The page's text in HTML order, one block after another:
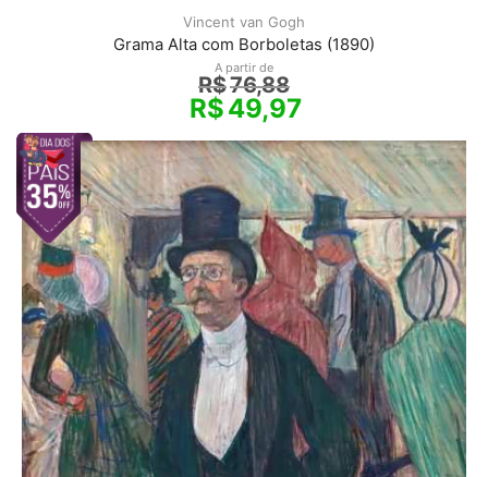
Vincent van Gogh
Grama Alta com Borboletas (1890)
A partir de
R$76,88
R$49,97